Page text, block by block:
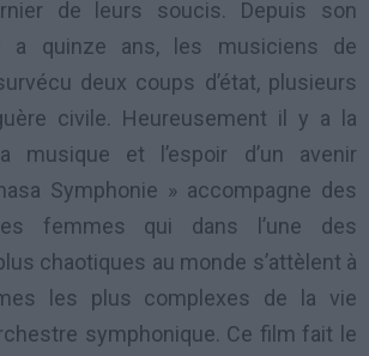
de leurs soucis. Depuis son
a quinze ans, les musiciens de
deux coups d’état, plusieurs
civile. Heureusement il y a la
musique et l’espoir d’un avenir
Symphonie » accompagne des
femmes qui dans l’une des
chaotiques au monde s’attèlent à
les plus complexes de la vie
symphonique. Ce film fait le